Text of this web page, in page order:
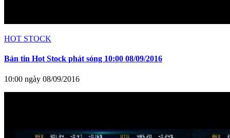
HOT STOCK
Bản tin Hot Stock phát sóng 10:00 08/09/2016
10:00 ngày 08/09/2016